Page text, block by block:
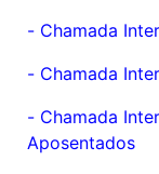
- Chamada
- Chamada
- Chamada
Aposentados